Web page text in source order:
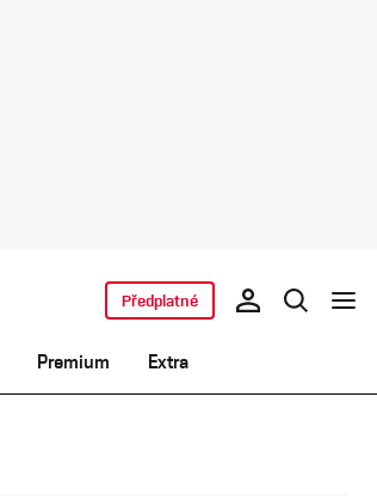
Premium Extra
Předplatné